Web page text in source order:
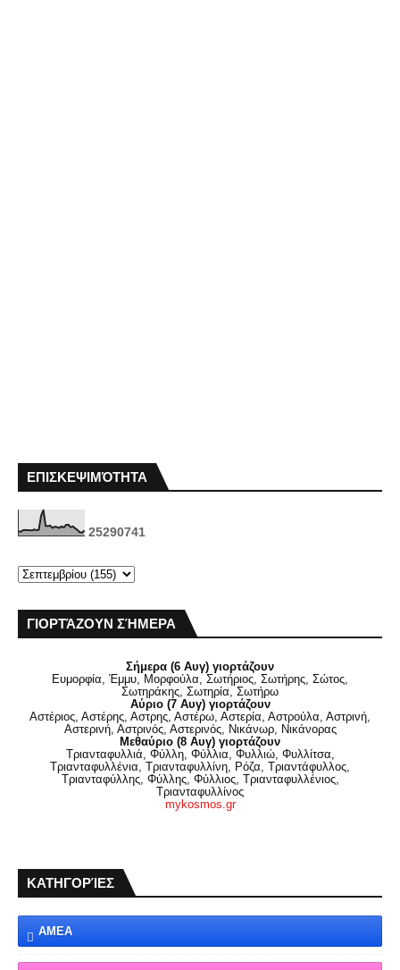
ΕΠΙΣΚΕΨΙΜΌΤΗΤΑ
25290741
ΓΙΟΡΤΆΖΟΥΝ ΣΉΜΕΡΑ
Σήμερα (6 Αυγ) γιορτάζουν
Ευμορφία, Έμμυ, Μορφούλα, Σωτήριος, Σωτήρης, Σώτος,
Σωτηράκης, Σωτηρία, Σωτήρω
Αύριο (7 Αυγ) γιορτάζουν
Αστέριος, Αστέρης, Αστρης, Αστέρω, Αστερία, Αστρούλα, Αστρινή,
Αστερινή, Αστρινός, Αστερινός, Νικάνωρ, Νικάνορας
Μεθαύριο (8 Αυγ) γιορτάζουν
Τριανταφυλλιά, Φύλλη, Φύλλια, Φυλλιώ, Φυλλίτσα,
Τριανταφυλλένια, Τριανταφυλλίνη, Ρόζα, Τριαντάφυλλος,
Τριανταφύλλης, Φύλλης, Φύλλιος, Τριανταφυλλένιος,
Τριανταφυλλίνος
mykosmos.gr
ΚΑΤΗΓΟΡΊΕΣ
ΑΜΕΑ